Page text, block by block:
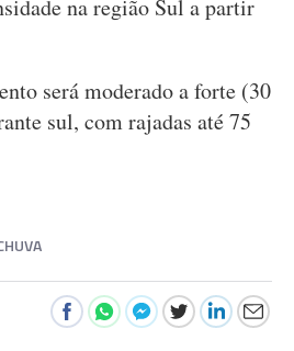
na região Sul a partir
será moderado a forte (30
sul, com rajadas até 75